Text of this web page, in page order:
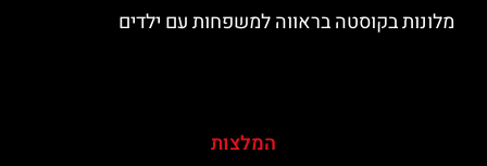
מלונות בקוסטה בראווה למשפחות עם ילדים
המלצות